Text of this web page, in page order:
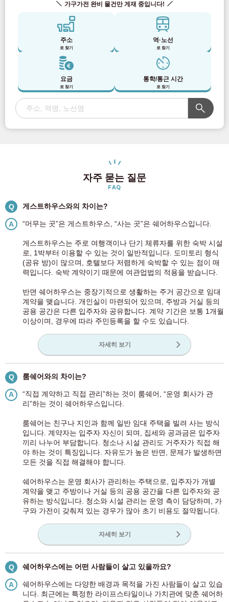
가구가전 완비 물건만 게재 중입니다!
주소
로 찾기
역·노선
로 찾기
요금
로 찾기
통학/통근 시간
로 찾기
자주 묻는 질문
FAQ
Q 게스트하우스와의 차이는?
A “머무는 곳”은 게스트하우스, “사는 곳”은 쉐어하우스입니다.
게스트하우스는 주로 여행객이나 단기 체류자를 위한 숙박 시설
로, 1박부터 이용할 수 있는 것이 일반적입니다. 도미토리 형식
(공유 방)이 많으며, 호텔보다 저렴하게 숙박할 수 있는 점이 매
력입니다. 숙박 계약이기 때문에 여관업법의 적용을 받습니다.
반면 쉐어하우스는 중장기적으로 생활하는 주거 공간으로 임대
계약을 맺습니다. 개인실이 마련되어 있으며, 주방과 거실 등의
공용 공간은 다른 입주자와 공유합니다. 계약 기간은 보통 1개월
이상이며, 경우에 따라 주민등록을 할 수도 있습니다.
자세히 보기
Q 룸쉐어와의 차이는?
A
“직접 계약하고 직접 관리”하는 것이 룸쉐어, “운영 회사가 관
리”하는 것이 쉐어하우스입니다.
룸쉐어는 친구나 지인과 함께 일반 임대 주택을 빌려 사는 방식
입니다. 계약자는 입주자 자신이 되며, 집세와 공과금은 입주자
끼리 나누어 부담합니다. 청소나 시설 관리도 거주자가 직접 해
야 하는 것이 특징입니다. 자유도가 높은 반면, 문제가 발생하면
모든 것을 직접 해결해야 합니다.
쉐어하우스는 운영 회사가 관리하는 주택으로, 입주자가 개별
계약을 맺고 주방이나 거실 등의 공용 공간을 다른 입주자와 공
유하는 방식입니다. 청소와 시설 관리는 운영 측이 담당하며, 가
구와 가전이 갖춰져 있는 경우가 많아 초기 비용도 절약됩니다.
자세히 보기
Q 쉐어하우스에는 어떤 사람들이 살고 있을까요?
A
쉐어하우스에는 다양한 배경과 목적을 가진 사람들이 살고 있습
니다. 최근에는 특정한 라이프스타일이나 가치관에 맞춘 쉐어하